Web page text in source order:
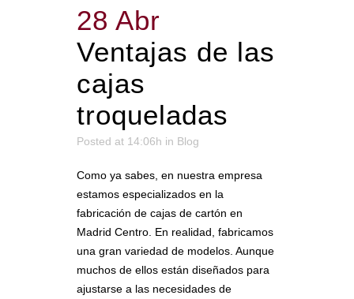
28 Abr
Ventajas de las
cajas
troqueladas
Posted at 14:06h in Blog
Como ya sabes, en nuestra empresa
estamos especializados en la
fabricación de cajas de cartón en
Madrid Centro. En realidad, fabricamos
una gran variedad de modelos. Aunque
muchos de ellos están diseñados para
ajustarse a las necesidades de